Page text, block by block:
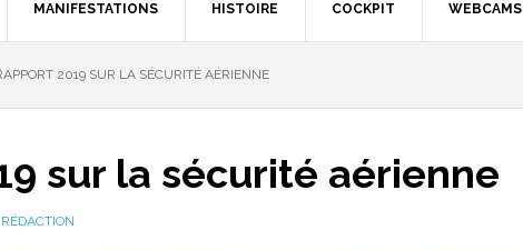
MANIFESTATIONS HISTOIRE COCKPIT WEBCAMS
2019 SUR LA SÉCURITÉ AÉRIENNE
sur la sécurité aérienne
RÉDACTION